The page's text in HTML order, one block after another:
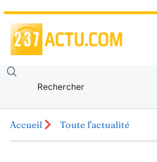
Accueil Toute l'actualité